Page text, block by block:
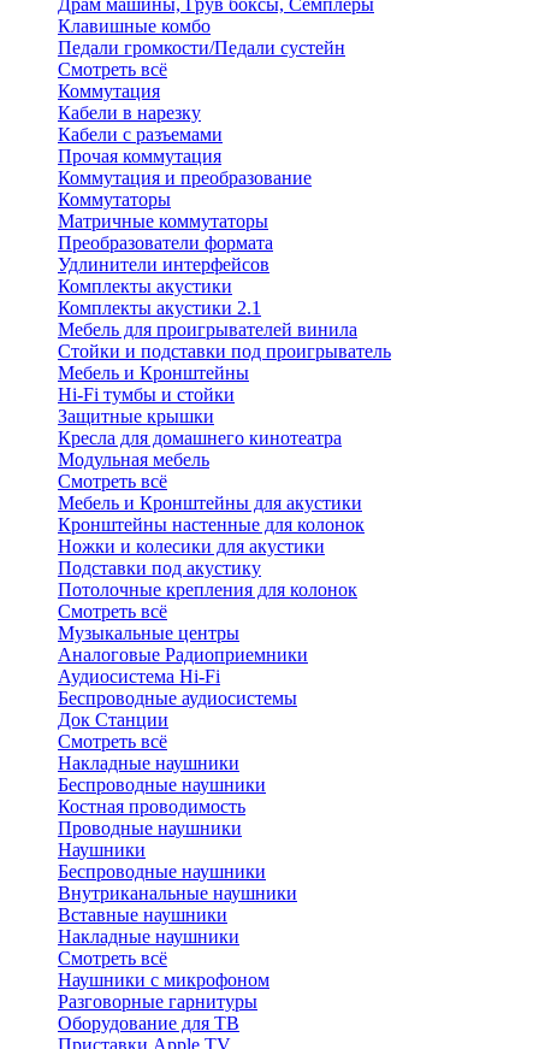
Драм машины, Грув боксы, Семплеры
Клавишные комбо
Педали громкости/Педали сустейн
Смотреть всё
Коммутация
Кабели в нарезку
Кабели с разъемами
Прочая коммутация
Коммутация и преобразование
Коммутаторы
Матричные коммутаторы
Преобразователи формата
Удлинители интерфейсов
Комплекты акустики
Комплекты акустики 2.1
Мебель для проигрывателей винила
Стойки и подставки под проигрыватель
Мебель и Кронштейны
Hi-Fi тумбы и стойки
Защитные крышки
Кресла для домашнего кинотеатра
Модульная мебель
Смотреть всё
Мебель и Кронштейны для акустики
Кронштейны настенные для колонок
Ножки и колесики для акустики
Подставки под акустику
Потолочные крепления для колонок
Смотреть всё
Музыкальные центры
Аналоговые Радиоприемники
Аудиосистема Hi-Fi
Беспроводные аудиосистемы
Док Станции
Смотреть всё
Накладные наушники
Беспроводные наушники
Костная проводимость
Проводные наушники
Наушники
Беспроводные наушники
Внутриканальные наушники
Вставные наушники
Накладные наушники
Смотреть всё
Наушники с микрофоном
Разговорные гарнитуры
Оборудование для ТВ
Приставки Apple TV